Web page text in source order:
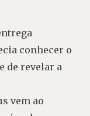
conhecer o
de revelar a
vem ao